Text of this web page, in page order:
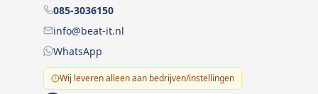
085-3036150
info@beat-it.nl
WhatsApp
Wij leveren alleen aan bedrijven/instellingen